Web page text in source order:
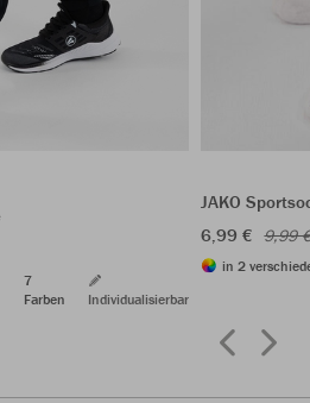
7
Farben
Individualisierbar
JAKO
6,99 € 9,99
in 2